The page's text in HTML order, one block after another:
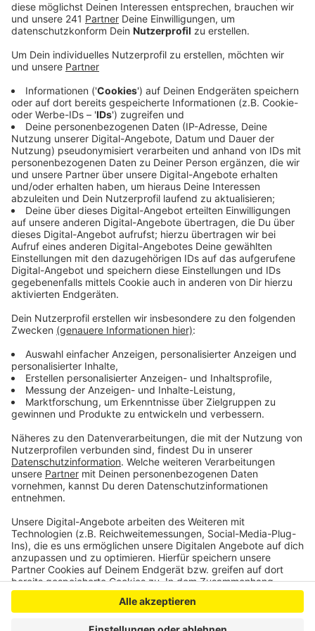
Anzeige
werden.
Veröffentlicht:Freitag, 05.07.2024 13:18
Anzeige
Bis 10.45 Uhr am Freitag hatte die Polizei mit den
Aufräumarbeiten zu tun. Nach den bisherigen
Ermittlungen der Autobahnpolizei war zur Unfallzeit ein
54-Jähriger mit seinem Opel auf der A 3 in Richtung
Köln unterwegs. Bei Langenfeld kollidierte er beim
Fahrstreifenwechsel mit dem Seat eines 36-Jährigen.
Dabei verlor der Seat den Motorblock, woraufhin ein
Mini mit einem 53-jährigen Fahrer und einem 21-
jährigen Beifahrer über den Motorblock fuhr. Daraufhin
überschlug sich der Mini und blieb auf dem Dach
liegen. Nachfolgende Pkw fuhren noch über
Trümmerteile.
Beteiligte erlitten leichtere Verletzungen.
Alle Fahrzeuge mussten abgeschleppt werden.
Anzeige
Anzeige